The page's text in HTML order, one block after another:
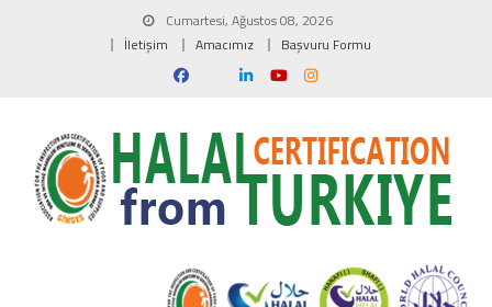
Cumartesi, Ağustos 08, 2026
İletişim
Amacımız Başvuru Formu